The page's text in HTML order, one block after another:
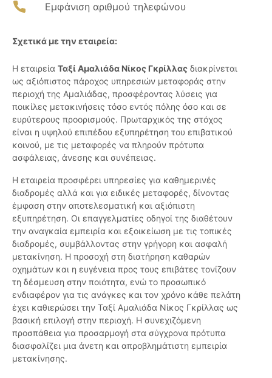
Εμφάνιση αριθμού τηλεφώνου
Σχετικά με την εταιρεία:
Η εταιρεία Ταξί Αμαλιάδα Νίκος Γκρίλλας διακρίνεται
ως αξιόπιστος πάροχος υπηρεσιών μεταφοράς στην
περιοχή της Αμαλιάδας, προσφέροντας λύσεις για
ποικίλες μετακινήσεις τόσο εντός πόλης όσο και σε
ευρύτερους προορισμούς. Πρωταρχικός της στόχος
είναι η υψηλού επιπέδου εξυπηρέτηση του επιβατικού
κοινού, με τις μεταφορές να πληρούν πρότυπα
ασφάλειας, άνεσης και συνέπειας.
Η εταιρεία προσφέρει υπηρεσίες για καθημερινές
διαδρομές αλλά και για ειδικές μεταφορές, δίνοντας
έμφαση στην αποτελεσματική και αξιόπιστη
εξυπηρέτηση. Οι επαγγελματίες οδηγοί της διαθέτουν
την αναγκαία εμπειρία και εξοικείωση με τις τοπικές
διαδρομές, συμβάλλοντας στην γρήγορη και ασφαλή
μετακίνηση. Η προσοχή στη διατήρηση καθαρών
οχημάτων και η ευγένεια προς τους επιβάτες τονίζουν
τη δέσμευση στην ποιότητα, ενώ το προσωπικό
ενδιαφέρον για τις ανάγκες και τον χρόνο κάθε πελάτη
έχει καθιερώσει την Ταξί Αμαλιάδα Νίκος Γκρίλλας ως
βασική επιλογή στην περιοχή. Η συνεχιζόμενη
προσπάθεια για προσαρμογή στα σύγχρονα πρότυπα
διασφαλίζει μια άνετη και απροβλημάτιστη εμπειρία
μετακίνησης.